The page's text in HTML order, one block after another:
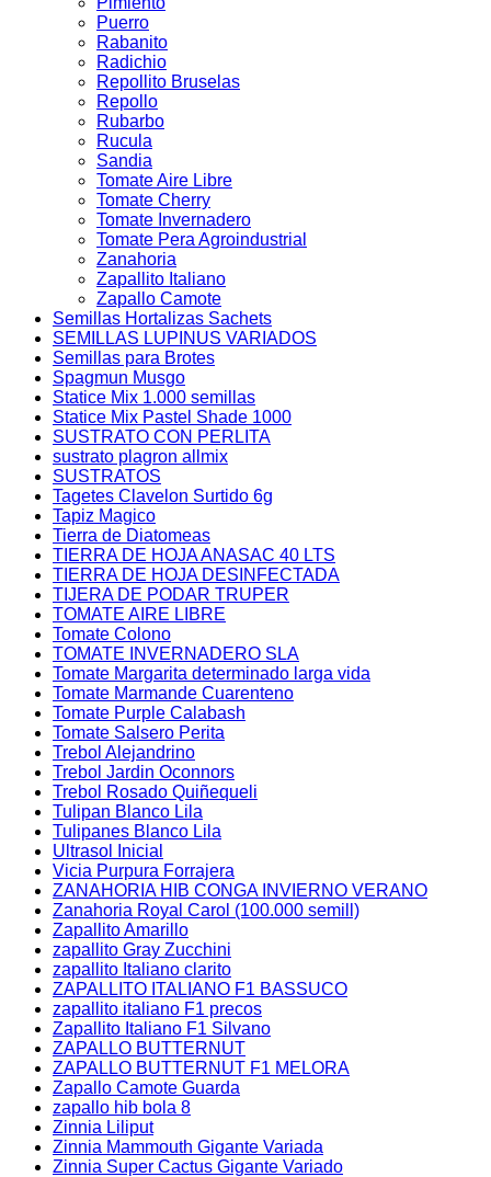
Puerro
Rabanito
Radichio
Repollito Bruselas
Repollo
Rubarbo
Rucula
Sandia
Tomate Aire Libre
Tomate Cherry
Tomate Invernadero
Tomate Pera Agroindustrial
Zanahoria
Zapallito Italiano
Zapallo Camote
Semillas Hortalizas Sachets
SEMILLAS LUPINUS VARIADOS
Semillas para Brotes
Spagmun Musgo
Statice Mix 1.000 semillas
Statice Mix Pastel Shade 1000
SUSTRATO CON PERLITA
sustrato plagron allmix
SUSTRATOS
Tagetes Clavelon Surtido 6g
Tapiz Magico
Tierra de Diatomeas
TIERRA DE HOJA ANASAC 40 LTS
TIERRA DE HOJA DESINFECTADA
TIJERA DE PODAR TRUPER
TOMATE AIRE LIBRE
Tomate Colono
TOMATE INVERNADERO SLA
Tomate Margarita determinado larga vida
Tomate Marmande Cuarenteno
Tomate Purple Calabash
Tomate Salsero Perita
Trebol Alejandrino
Trebol Jardin Oconnors
Trebol Rosado Quiñequeli
Tulipan Blanco Lila
Tulipanes Blanco Lila
Ultrasol Inicial
Vicia Purpura Forrajera
ZANAHORIA HIB CONGA INVIERNO VERANO
Zanahoria Royal Carol (100.000 semill)
Zapallito Amarillo
zapallito Gray Zucchini
zapallito Italiano clarito
ZAPALLITO ITALIANO F1 BASSUCO
zapallito italiano F1 precos
Zapallito Italiano F1 Silvano
ZAPALLO BUTTERNUT
ZAPALLO BUTTERNUT F1 MELORA
Zapallo Camote Guarda
zapallo hib bola 8
Zinnia Liliput
Zinnia Mammouth Gigante Variada
Zinnia Super Cactus Gigante Variado